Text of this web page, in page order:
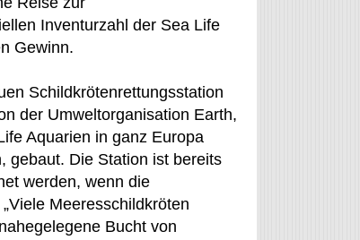
Inventurzahl der Sea Life
Gewinn.
Schildkrötenrettungsstation
der Umweltorganisation Earth,
Aquarien in ganz Europa
gebaut. Die Station ist bereits
werden, wenn die
Meeresschildkröten
Bucht von